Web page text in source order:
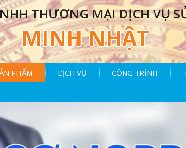
THƯƠNG MẠI DỊCH VỤ
MINH NHẬT
PHẨM DỊCH VỤ CÔNG TRÌNH